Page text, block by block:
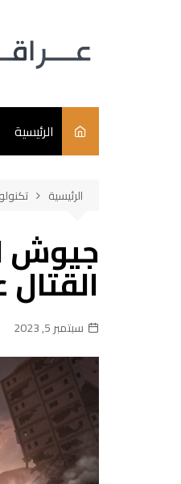
الرئيسية
الرئيسية
جيوش
القتال عبر
سبتمبر 5, 2023